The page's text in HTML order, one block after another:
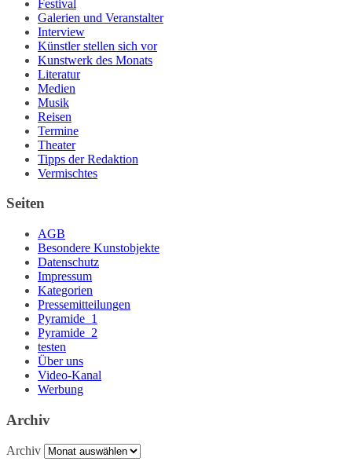
Festival
Galerien und Veranstalter
Interview
Künstler stellen sich vor
Kunstwerk des Monats
Literatur
Medien
Musik
Reisen
Termine
Theater
Tipps der Redaktion
Vermischtes
Seiten
AGB
Besondere Kunstobjekte
Datenschutz
Impressum
Kategorien
Pressemitteilungen
Pyramide_1
Pyramide_2
testen
Über uns
Video-Kanal
Werbung
Archiv
Archiv